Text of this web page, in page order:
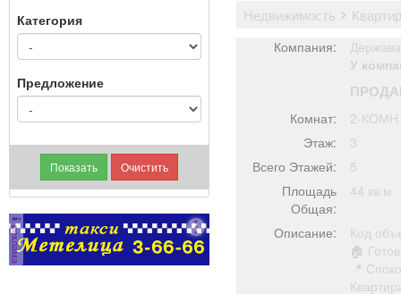
Категория
Предложение
реклама
недвижимость
Компания:
У
Комнат:
2-КОМН.
Этаж:
3
Всего Этажей:
5
Площадь
Общая:
44 кв.м
Описание:
Код
🏠
📍